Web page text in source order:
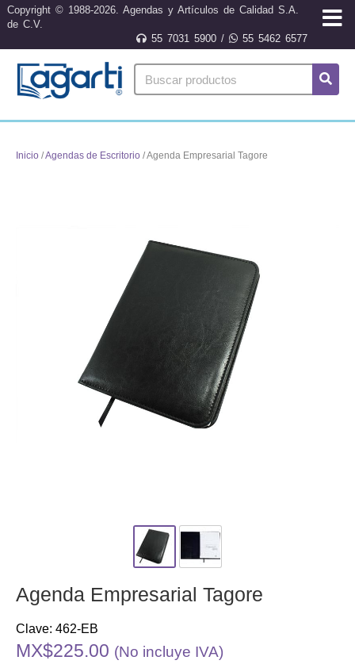
Copyright © 1988-2026. Agendas y Artículos de Calidad S.A.
de C.V.
55 7031 5900 / 55 5462 6577
Inicio /Agendas de Escritorio / Agenda Empresarial Tagore
Agenda Empresarial Tagore
Clave: 462-EB
MX$225.00 (No incluye IVA)